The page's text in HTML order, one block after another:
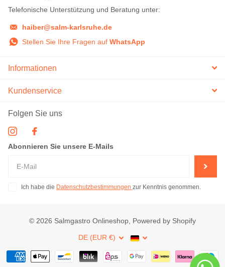
Telefonische Unterstützung und Beratung unter:
haiber@salm-karlsruhe.de
Stellen Sie Ihre Fragen auf WhatsApp
Informationen
Kundenservice
Folgen Sie uns
Abonnieren Sie unsere E-Mails
Ich habe die Datenschutzbestimmungen zur Kenntnis genommen.
© 2026 Salmgastro Onlineshop, Powered by Shopify
DE (EUR €)